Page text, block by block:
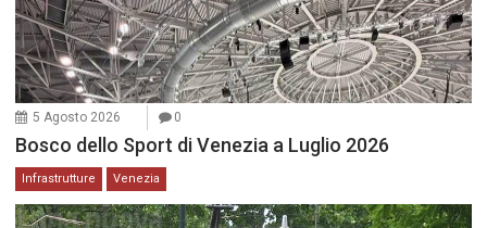
5 Agosto 2026 0
Bosco dello Sport di Venezia a Luglio 2026
Infrastrutture Venezia